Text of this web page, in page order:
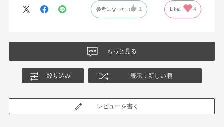
参考になった 2 Like! 4
もっと見る
絞り込み 表示：新しい順
レビューを書く